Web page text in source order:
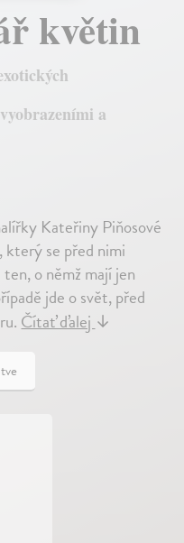
květin
a
Kateřiny Piňosové
se před nimi
o němž mají jen
jde o svět, před
Čítať ďalej ↓